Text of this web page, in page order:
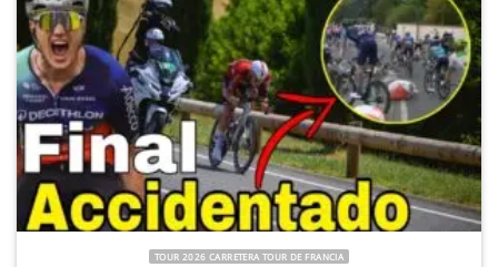
TOUR 2026 CARRETERA TOUR DE FRANCIA